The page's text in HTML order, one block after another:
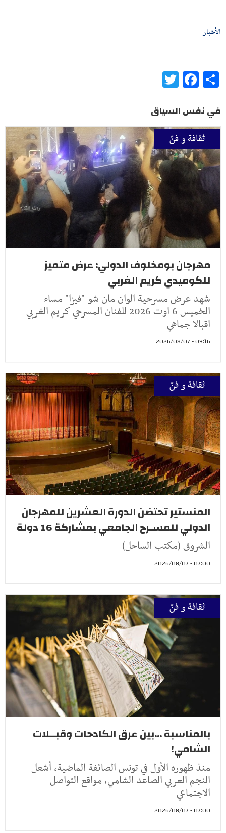
الأخبار
Share
Facebook
في نفس السياق
ثقافة و فنّ
مهرجان بومخلوف الدولي: عرض متميز
للكوميدي كريم الغربي
شهد عرض مسرحية الوان مان شو "فيزا" مساء
الخميس 6 اوت 2026 للفنان المسرحي كريم الغربي
اقبالا جماهي
09:16 - 2026/08/07
ثقافة و فنّ
المنستير تحتضن الدورة العشرين للمهرجان
الدولي للمسـرح الجامعي بمشاركة 16 دولة
الشروق (مكتب الساحل)
07:00 - 2026/08/07
ثقافة و فنّ
بالمناسبة ...بين عرق الكادحات وقبــلات
الشامي!
منذ ظهوره الأول في تونس الصائفة الماضية، أشعل
النجم العربي الصاعد الشامي، مواقع التواصل
الاجتماعي
07:00 - 2026/08/07